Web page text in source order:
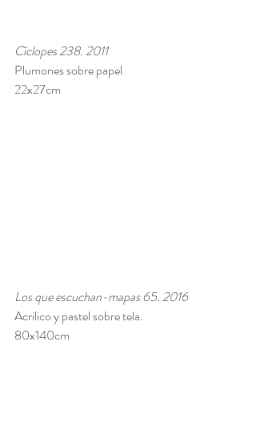
Cíclopes 238. 2011
Plumones sobre papel
22x27cm
Los que escuchan-mapas 65. 2016
Acrilico y pastel sobre tela.
80x140cm